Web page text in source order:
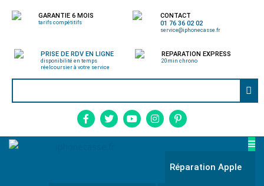
GARANTIE 6 MOIS
tarifs compétitifs
CONTACT
01 76 36 02 02
service@iphonecasse.fr
PRISE DE RDV EN LIGNE
disponibilité en temps
réelcoursier à votre service
REPARATION EXPRESS
20min chrono
Réparation Apple